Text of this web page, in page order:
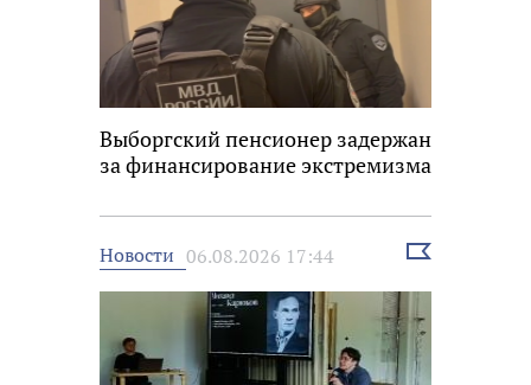
Выборгский пенсионер задержан
за финансирование экстремизма
Новости 06.08.2026 17:44
Выбрать